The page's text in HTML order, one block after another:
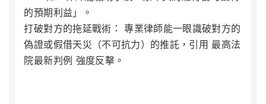
的預期利益」。
打破對方的拖延戰術： 專業律師能一眼識破對方的
偽證或假借天災（不可抗力）的推託，引用 最高法
院最新判例 強度反擊。